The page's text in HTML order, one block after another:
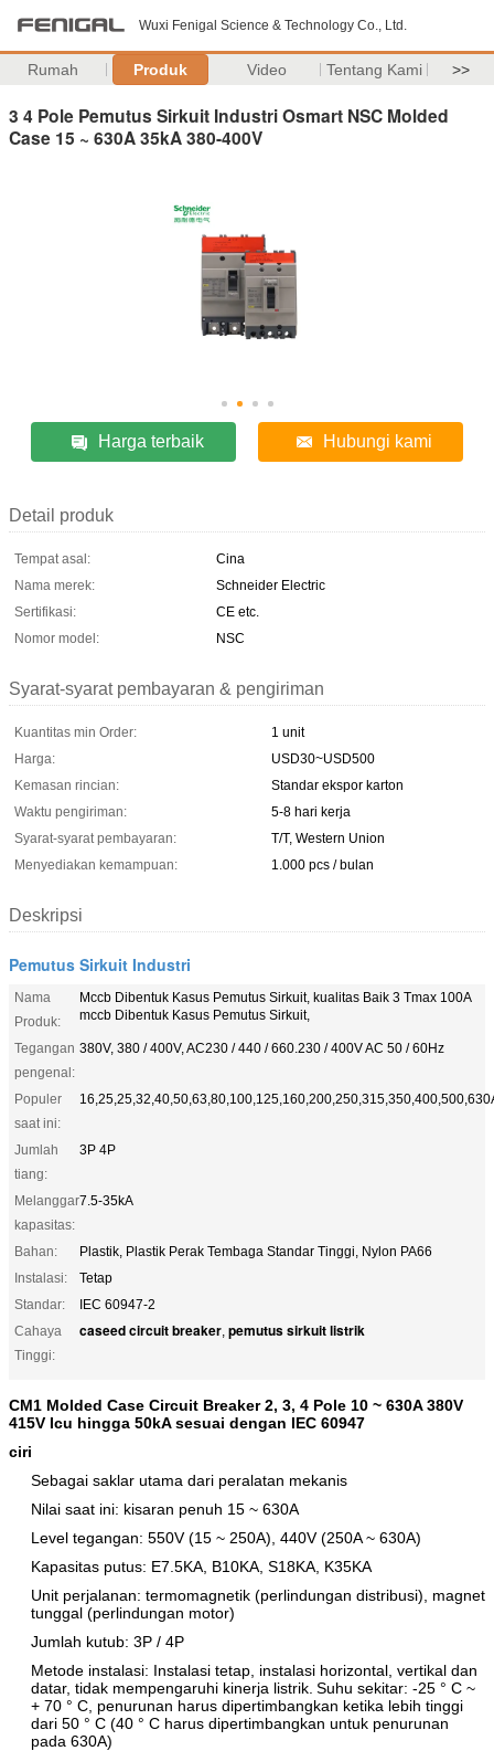
Wuxi Fenigal Science & Technology Co., Ltd.
Rumah Produk Video Tentang Kami >>
3 4 Pole Pemutus Sirkuit Industri Osmart NSC Molded
Case 15 ~ 630A 35kA 380-400V
Harga terbaik Hubungi kami
Detail produk
Tempat asal:
Cina
Nama merek:
Schneider Electric
Sertifikasi:
CE etc.
Nomor model:
NSC
Syarat-syarat pembayaran & pengiriman
Kuantitas min Order:
1 unit
Harga:
USD30~USD500
Kemasan rincian:
Standar ekspor karton
Waktu pengiriman:
5-8 hari kerja
Syarat-syarat pembayaran:
T/T, Western Union
Menyediakan kemampuan:
1.000 pcs / bulan
Deskripsi
Pemutus Sirkuit Industri
Nama
Produk:
Mccb Dibentuk Kasus Pemutus Sirkuit, kualitas Baik 3 Tmax 100A
mccb Dibentuk Kasus Pemutus Sirkuit,
Tegangan
pengenal:
380V, 380 / 400V, AC230 / 440 / 660.230 / 400V AC 50 / 60Hz
Populer
saat ini:
Jumlah
tiang:
3P 4P
Melanggar
kapasitas:
7.5-35kA
Bahan:
Plastik, Plastik Perak Tembaga Standar Tinggi, Nylon PA66
Instalasi:
Tetap
Standar:
IEC 60947-2
Cahaya
Tinggi:
caseed circuit breaker, pemutus sirkuit listrik
CM1 Molded Case Circuit Breaker 2, 3, 4 Pole 10 ~ 630A 380V
415V Icu hingga 50kA sesuai dengan IEC 60947
ciri
Sebagai saklar utama dari peralatan mekanis
Nilai saat ini: kisaran penuh 15 ~ 630A
Level tegangan: 550V (15 ~ 250A), 440V (250A ~ 630A)
Kapasitas putus: E7.5KA, B10KA, S18KA, K35KA
Unit perjalanan: termomagnetik (perlindungan distribusi), magnet
tunggal (perlindungan motor)
Jumlah kutub: 3P / 4P
Metode instalasi: Instalasi tetap, instalasi horizontal, vertikal dan
datar, tidak mempengaruhi kinerja listrik. Suhu sekitar: -25 ° C ~
+ 70 ° C, penurunan harus dipertimbangkan ketika lebih tinggi
dari 50 ° C (40 ° C harus dipertimbangkan untuk penurunan
pada 630A)